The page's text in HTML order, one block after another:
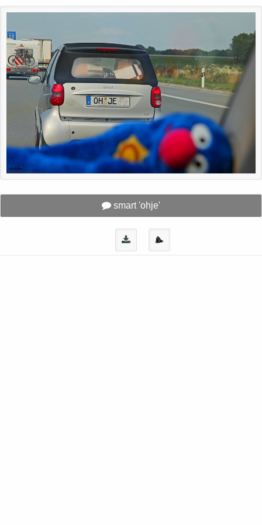
smart 'ohje'